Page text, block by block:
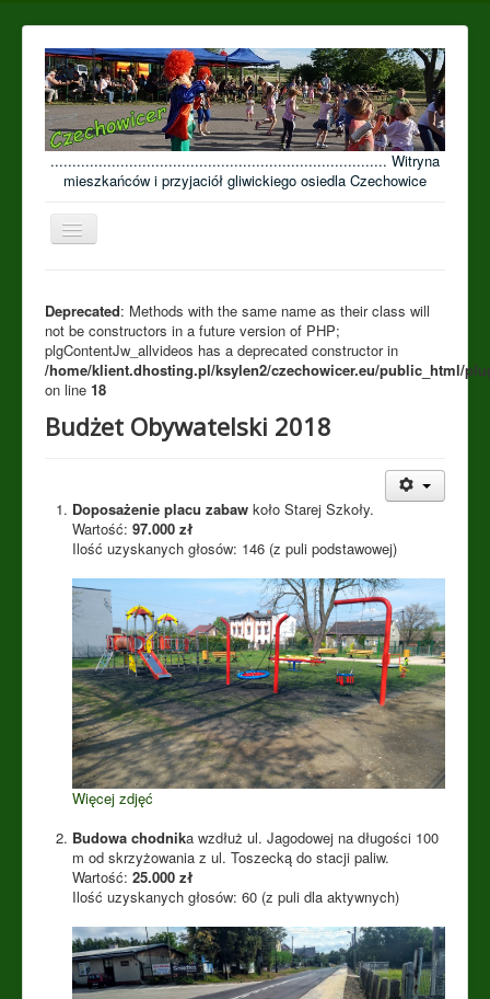
............................................................................. Witryna
mieszkańców i przyjaciół gliwickiego osiedla Czechowice
Przełącz
nawigację
Open menu
Deprecated: Methods with the same name as their class will
not be constructors in a future version of PHP;
plgContentJw_allvideos has a deprecated constructor in
/home/klient.dhosting.pl/ksylen2/czechowicer.eu/public_html/
on line 18
Budżet Obywatelski 2018
Doposażenie placu zabaw koło Starej Szkoły.
Wartość: 97.000 zł
Ilość uzyskanych głosów: 146 (z puli podstawowej)
Więcej zdjęć
Budowa chodnika wzdłuż ul. Jagodowej na długości 100
m od skrzyżowania z ul. Toszecką do stacji paliw.
Wartość: 25.000 zł
Ilość uzyskanych głosów: 60 (z puli dla aktywnych)